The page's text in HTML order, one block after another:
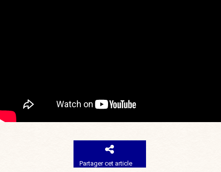
Partager cet article